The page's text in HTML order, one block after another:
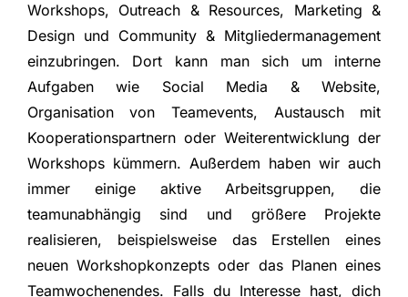
Workshops, Outreach & Resources, Marketing &
Design und Community & Mitgliedermanagement
einzubringen. Dort kann man sich um interne
Aufgaben wie Social Media & Website,
Organisation von Teamevents, Austausch mit
Kooperationspartnern oder Weiterentwicklung der
Workshops kümmern. Außerdem haben wir auch
immer einige aktive Arbeitsgruppen, die
teamunabhängig sind und größere Projekte
realisieren, beispielsweise das Erstellen eines
neuen Workshopkonzepts oder das Planen eines
Teamwochenendes. Falls du Interesse hast,dich